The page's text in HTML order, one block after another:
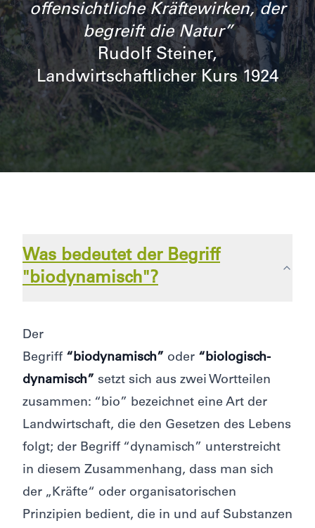
offensichtliche Kräftewirken, der
begreift die Natur”
Rudolf Steiner,
Landwirtschaftlicher Kurs 1924
Was bedeutet der Begriff
"biodynamisch"?
Der
Begriff “biodynamisch” oder “biologisch-
dynamisch” setzt sich aus zwei Wortteilen
zusammen: “bio” bezeichnet eine Art der
Landwirtschaft, die den Gesetzen des Lebens
folgt; der Begriff “dynamisch” unterstreicht
in diesem Zusammenhang, dass man sich
der „Kräfte“ oder organisatorischen
Prinzipien bedient, die in und auf Substanzen